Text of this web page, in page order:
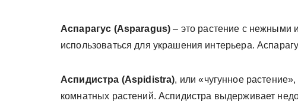
Аспарагус (Asparagus) – это растение с нежными
использоваться для украшения интерьера.
Аспидистра (Aspidistra), или «чугунное
комнатных растений. Аспидистра выдерживает